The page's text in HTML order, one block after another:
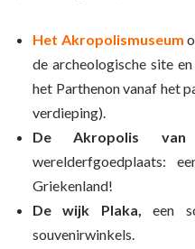
Het Akropolismuseum
de archeologische site
het Parthenon vanaf het
verdieping).
De Akropolis van
werelderfgoedplaats:
Griekenland!
De wijk Plaka, een
souvenirwinkels.